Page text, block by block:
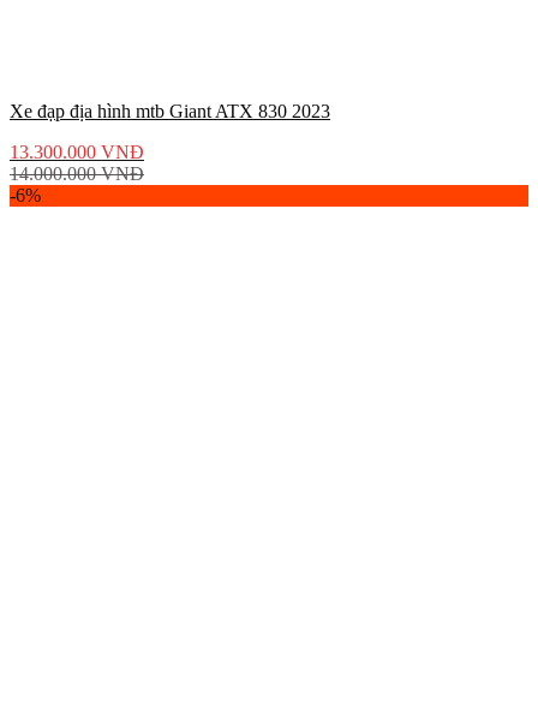
Xe đạp địa hình mtb Giant ATX 830 2023
13.300.000 VNĐ
14.000.000VNĐ
-6%